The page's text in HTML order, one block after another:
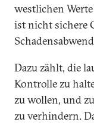
westlichen
ist nicht sichere
Dazu zählt, die
Kontrolle zu
zu wollen, und
zu verhindern.